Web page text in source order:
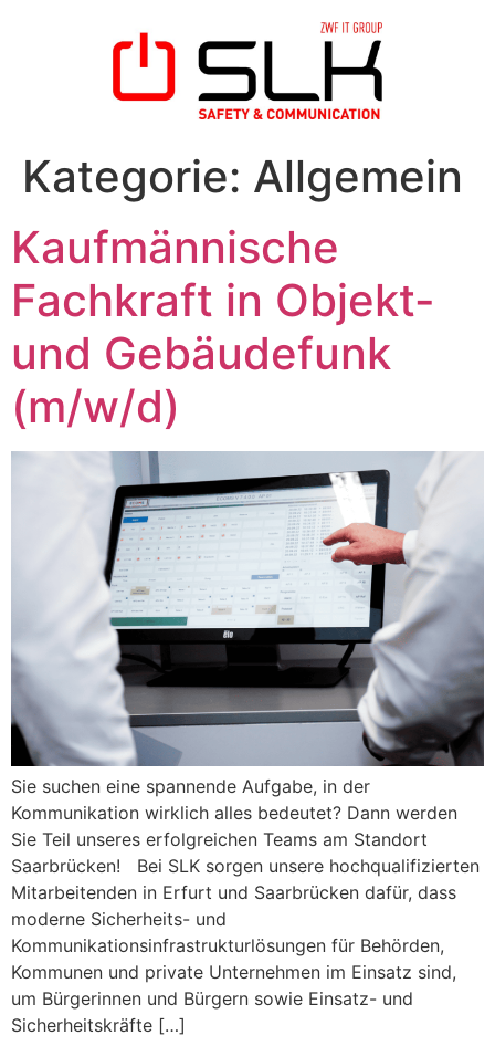
Kategorie: Allgemein
Kaufmännische
Fachkraft in Objekt-
und Gebäudefunk
(m/w/d)
Sie suchen eine spannende Aufgabe, in der
Kommunikation wirklich alles bedeutet? Dann werden
Sie Teil unseres erfolgreichen Teams am Standort
Saarbrücken! Bei SLK sorgen unsere hochqualifizierten
Mitarbeitenden in Erfurt und Saarbrücken dafür, dass
moderne Sicherheits- und
Kommunikationsinfrastrukturlösungen für Behörden,
Kommunen und private Unternehmen im Einsatz sind,
um Bürgerinnen und Bürgern sowie Einsatz- und
Sicherheitskräfte […]